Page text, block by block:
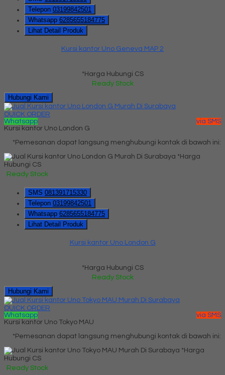
Telepon 03199842501
Whatsapp 6285655184775
Lihat Detail Produk
Kursi kantor Uno Geneva MAP 2
*Harga Hubungi CS
Ready Stock
Hubungi Kami
QUICK ORDER
Whatsapp
via SMS
Kursi kantor Uno London G
*Pemesanan dapat langsung menghubungi kontak di bawah ini:
*Harga
Hubungi CS
Ready Stock
SMS 081391715330
Telepon 03199842501
Whatsapp 6285655184775
Lihat Detail Produk
Kursi kantor Uno London G
*Harga Hubungi CS
Ready Stock
Hubungi Kami
QUICK ORDER
Whatsapp
via SMS
Kursi kantor Uno Tokyo MAU
*Pemesanan dapat langsung menghubungi kontak di bawah ini:
*Harga
Hubungi CS
Ready Stock